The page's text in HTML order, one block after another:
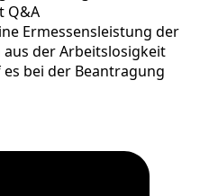
Q&A
Ermessensleistung der
der Arbeitslosigkeit
bei der Beantragung